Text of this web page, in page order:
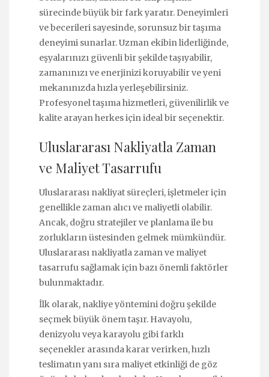
sürecinde büyük bir fark yaratır. Deneyimleri
ve becerileri sayesinde, sorunsuz bir taşıma
deneyimi sunarlar. Uzman ekibin liderliğinde,
eşyalarınızı güvenli bir şekilde taşıyabilir,
zamanınızı ve enerjinizi koruyabilir ve yeni
mekanınızda hızla yerleşebilirsiniz.
Profesyonel taşıma hizmetleri, güvenilirlik ve
kalite arayan herkes için ideal bir seçenektir.
Uluslararası Nakliyatla Zaman
ve Maliyet Tasarrufu
Uluslararası nakliyat süreçleri, işletmeler için
genellikle zaman alıcı ve maliyetli olabilir.
Ancak, doğru stratejiler ve planlama ile bu
zorlukların üstesinden gelmek mümkündür.
Uluslararası nakliyatla zaman ve maliyet
tasarrufu sağlamak için bazı önemli faktörler
bulunmaktadır.
İlk olarak, nakliye yöntemini doğru şekilde
seçmek büyük önem taşır. Havayolu,
denizyolu veya karayolu gibi farklı
seçenekler arasında karar verirken, hızlı
teslimatın yanı sıra maliyet etkinliği de göz